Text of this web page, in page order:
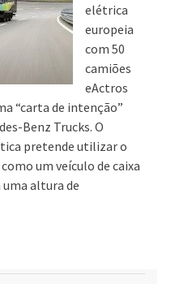
elétrica
europeia
com 50
camiões
eActros
“carta de intenção”
Benz Trucks. O
pretende utilizar o
um veículo de caixa
uma altura de